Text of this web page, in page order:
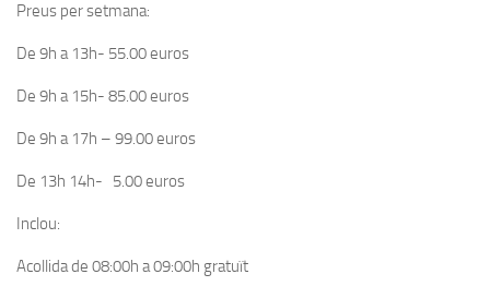
Preus per setmana:
De 9h a 13h- 55.00 euros
De 9h a 15h- 85.00 euros
De 9h a 17h – 99.00 euros
De 13h 14h- 5.00 euros
Inclou:
Acollida de 08:00h a 09:00h gratuït